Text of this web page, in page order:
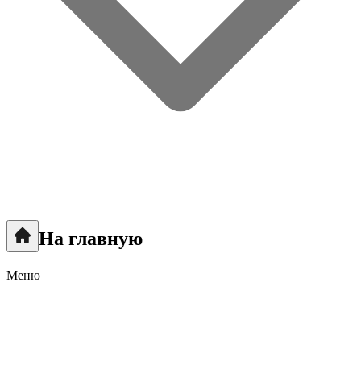
На главную
Меню